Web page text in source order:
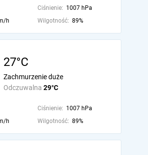
Ciśnienie: 1007 hPa
h Wilgotność: 89%
27°C
Odczuwalna 29°C
Zachmurzenie duże
Ciśnienie: 1007 hPa
h Wilgotność: 89%